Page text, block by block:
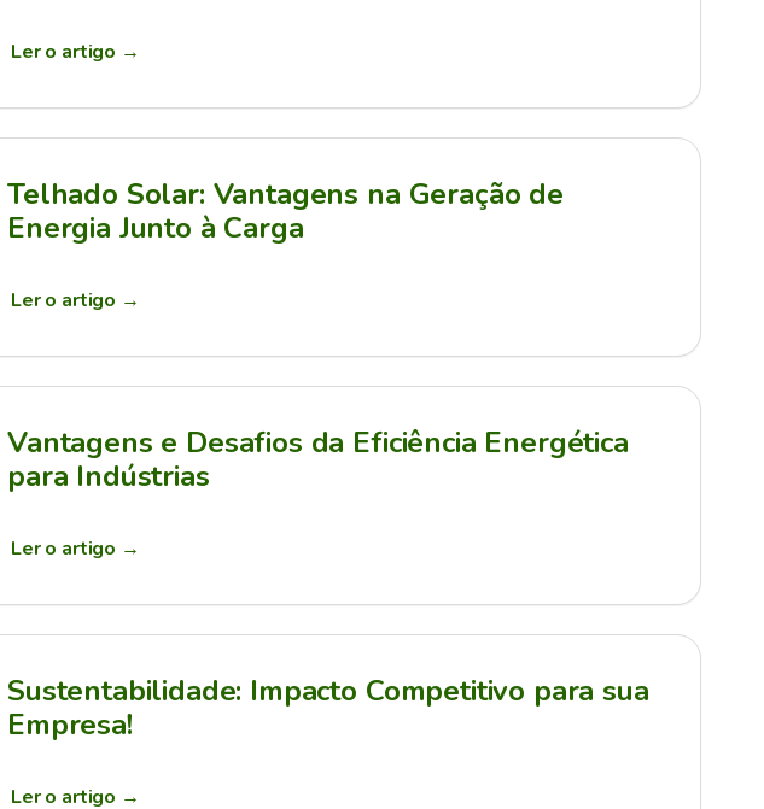
Ler o artigo →
Telhado Solar: Vantagens na Geração de
Energia Junto à Carga
Ler o artigo →
Vantagens e Desafios da Eficiência Energética
para Indústrias
Ler o artigo →
Sustentabilidade: Impacto Competitivo para sua
Empresa!
Ler o artigo →